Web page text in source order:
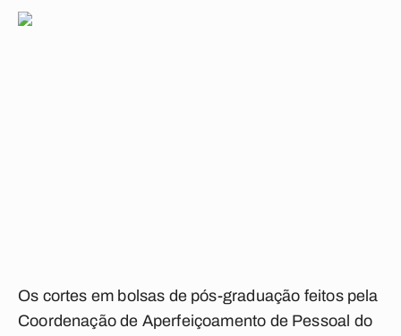
Os cortes em bolsas de pós-graduação feitos pela
Coordenação de Aperfeiçoamento de Pessoal do